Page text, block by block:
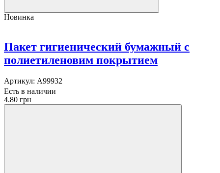
Новинка
Пакет гигиенический бумажный с
полиетиленовим покрытием
Артикул: A99932
Есть в наличии
4.80 грн